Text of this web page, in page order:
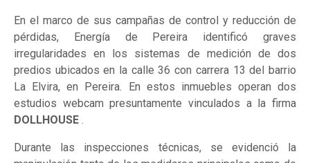
En el marco de sus campañas de control y reducción de
pérdidas, Energía de Pereira identificó graves
irregularidades en los sistemas de medición de dos
predios ubicados en la calle 36 con carrera 13 del barrio
La Elvira, en Pereira. En estos inmuebles operan dos
estudios webcam presuntamente vinculados a la firma
DOLLHOUSE .
Durante las inspecciones técnicas, se evidenció la